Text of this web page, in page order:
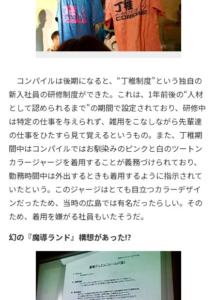
コンパイルは後期になると、“丁稚制度”という独自の
新入社員の研修制度ができた。これは、1年前後の“人材
として認められるまで”の期間で設定されており、研修中
は特定の仕事を与えられず、雑用をこなしながら先輩達
の仕事をひたすら見て覚えるというもの。また、丁稚期
間中はコンパイルではお馴染みのピンクと白のツートン
カラージャージを着用することが義務づけられており、
勤務時間中は外出するときも着用するように指示されて
いたという。このジャージはとても目立つカラーデザイ
ンだったため、当時の広島では有名だったらしい。その
ため、着用を嫌がる社員もいたそうだ。
幻の『魔導ランド』構想があった!?